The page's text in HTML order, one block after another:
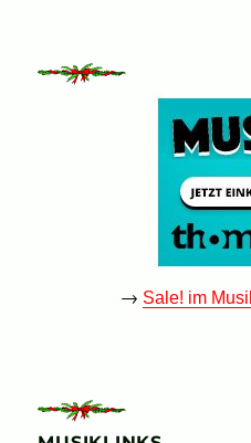
→ Sale! im